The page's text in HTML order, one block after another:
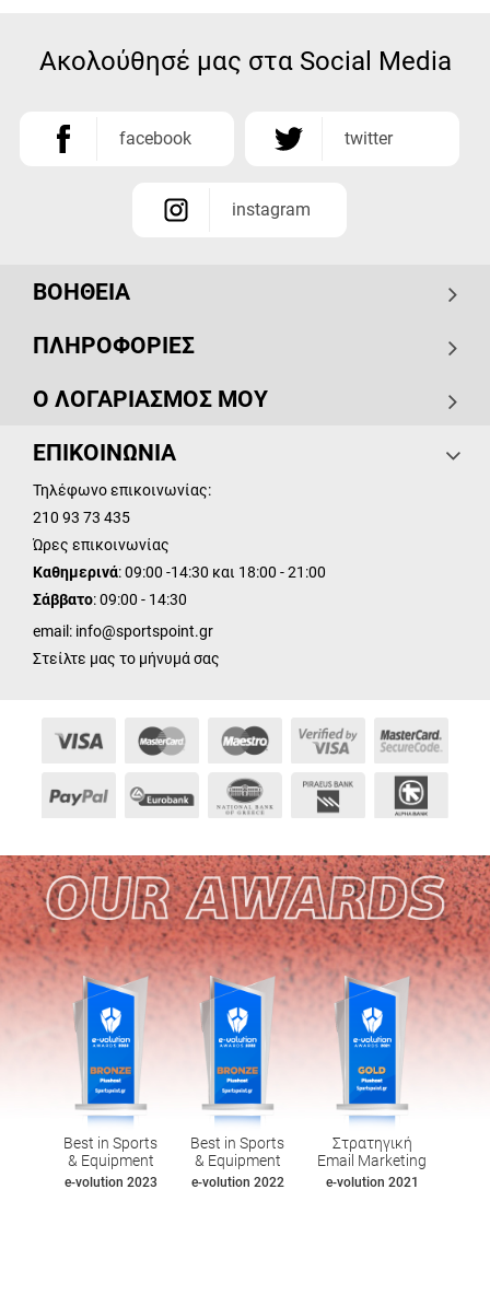
Ακολούθησέ μας στα Social Media
facebook twitter
instagram
ΒΟΗΘΕΙΑ
ΠΛΗΡΟΦΟΡΙΕΣ
Ο ΛΟΓΑΡΙΑΣΜΟΣ ΜΟΥ
ΕΠΙΚΟΙΝΩΝΙΑ
Τηλέφωνο επικοινωνίας:
210 93 73 435
Ώρες επικοινωνίας
Καθημερινά: 09:00 -14:30 και 18:00 - 21:00
Σάββατο: 09:00 - 14:30
email: info@sportspoint.gr
Στείλτε μας το μήνυμά σας
Best in Sports
& Equipment
e-volution 2023
Best in Sports
& Equipment
e-volution 2022
Στρατηγική
Email Marketing
e-volution 2021